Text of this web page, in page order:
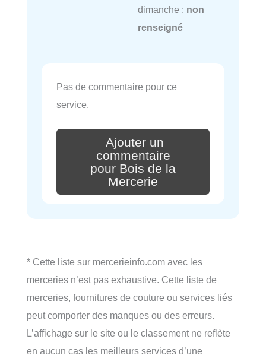
dimanche : non
renseigné
Pas de commentaire pour ce
service.
Ajouter un
commentaire
pour Bois de la
Mercerie
* Cette liste sur mercerieinfo.com avec les
merceries n’est pas exhaustive. Cette liste de
merceries, fournitures de couture ou services liés
peut comporter des manques ou des erreurs.
L’affichage sur le site ou le classement ne reflète
en aucun cas les meilleurs services d’une